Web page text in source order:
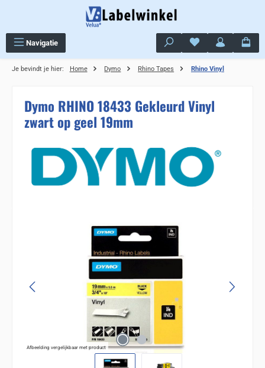
Navigatie Je hebt 0 items op
Je bevindt je hier: Home Dymo Rhino Tapes Rhino Vinyl
Dymo RHINO 18433 Gekleurd Vinyl
zwart op geel 19mm
Sla de afbeeldingengalerij over
Afbeelding vergelijkbaar met product